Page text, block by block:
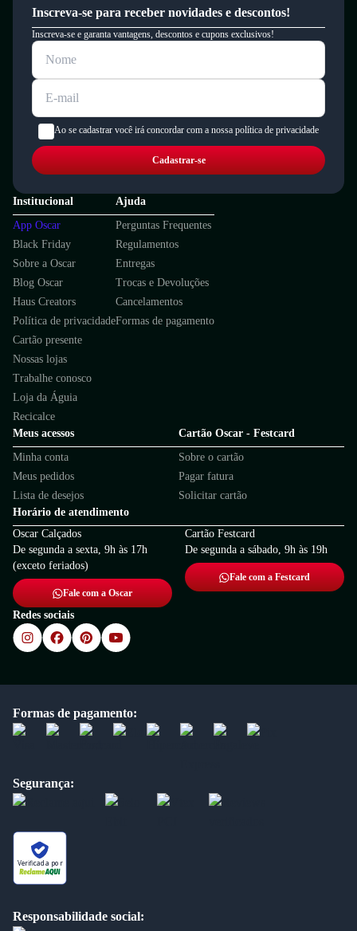
Inscreva-se para receber novidades e descontos!
Inscreva-se e garanta vantagens, descontos e cupons exclusivos!
Ao se cadastrar você irá concordar com a nossa política de privacidade
Cadastrar-se
Institucional
App Oscar
Black Friday
Sobre a Oscar
Blog Oscar
Haus Creators
Política de privacidade
Cartão presente
Nossas lojas
Trabalhe conosco
Loja da Águia
Recicalce
Ajuda
Perguntas Frequentes
Regulamentos
Entregas
Trocas e Devoluções
Cancelamentos
Formas de pagamento
Meus acessos
Minha conta
Meus pedidos
Lista de desejos
Cartão Oscar - Festcard
Sobre o cartão
Pagar fatura
Solicitar cartão
Horário de atendimento
Oscar Calçados
De segunda a sexta, 9h às 17h
(exceto feriados)
Fale com a Oscar
Cartão Festcard
De segunda a sábado, 9h às 19h
Fale com a Festcard
Redes sociais
Formas de pagamento:
Segurança:
Verificada por
Responsabilidade social: